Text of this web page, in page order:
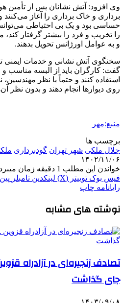
وی افزود: آتش نشانان پس از تأمین
برداری و خاک برداری را آغاز
حساسی بود و یک بی احتیاطی
را تخریب و فرد را بیشتر گرفتار
و به عوامل اورژانس تحویل بدهند.
سخنگوی آتش نشانی و خدمات ایمنی
گفت: کارگران باید از البسه
استفاده کنند و حتماً با نظر
روی دیوارها انجام دهند و بدون نظر
منبع:مهر
برچسب ها
جلال ملکی شهر تهران گودبرداری
۱۴۰۲/۱۱/۰۶
خواندن این مطلب 1 دقیقه زمان میبرد
فیس بوک توییتر (X) لینکدین ‫تامبلر
رایانامه چاپ
نوشته های مشابه
جای گذاشت